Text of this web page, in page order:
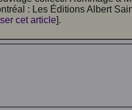
: Les Éditions Albert
cet article].